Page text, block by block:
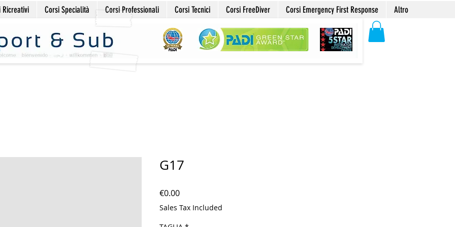
Ricreativi Corsi Specialità Corsi Professionali Corsi Tecnici Corsi FreeDiver Corsi Emergency First Response Altro
G17
€0.00Price
Sales Tax Included